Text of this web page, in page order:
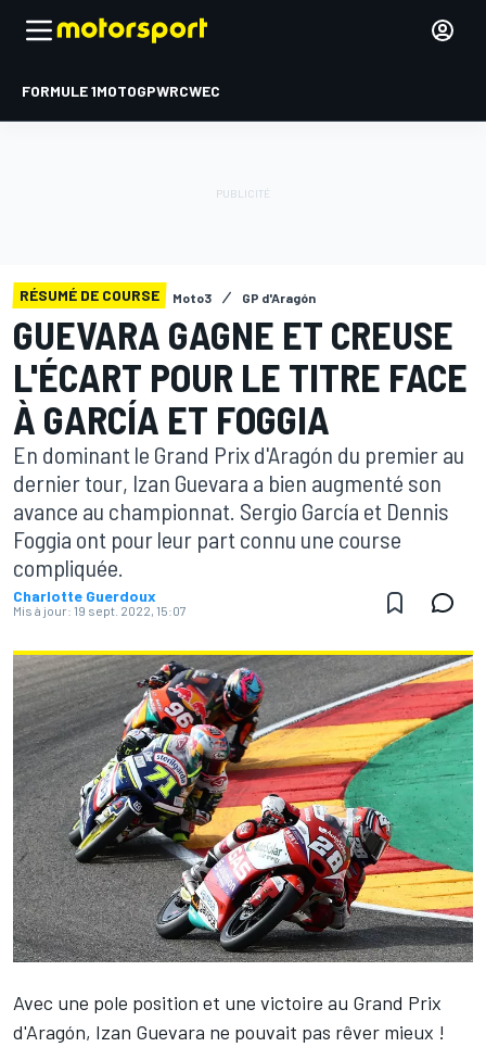
FORMULE 1MOTOGPWRCWEC
RÉSUMÉ DE COURSE Moto3 GP d'Aragón
GUEVARA GAGNE ET CREUSE
L'ÉCART POUR LE TITRE FACE
À GARCÍA ET FOGGIA
En dominant le Grand Prix d'Aragón du premier au
dernier tour, Izan Guevara a bien augmenté son
avance au championnat. Sergio García et Dennis
Foggia ont pour leur part connu une course
compliquée.
Charlotte Guerdoux
Mis à jour: 19 sept. 2022, 15:07
Avec une pole position et une victoire au Grand Prix
d'Aragón, Izan Guevara ne pouvait pas rêver mieux !